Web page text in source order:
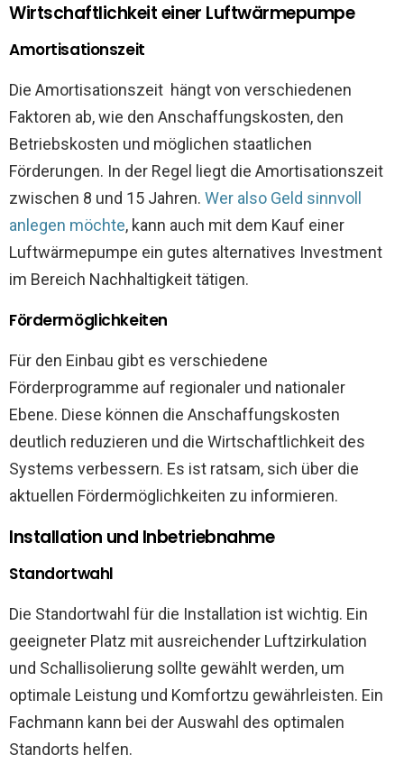
Wirtschaftlichkeit einer Luftwärmepumpe
Amortisationszeit
Die Amortisationszeit hängt von verschiedenen
Faktoren ab, wie den Anschaffungskosten, den
Betriebskosten und möglichen staatlichen
Förderungen. In der Regel liegt die Amortisationszeit
zwischen 8 und 15 Jahren. Wer also Geld sinnvoll
anlegen möchte, kann auch mit dem Kauf einer
Luftwärmepumpe ein gutes alternatives Investment
im Bereich Nachhaltigkeit tätigen.
Fördermöglichkeiten
Für den Einbau gibt es verschiedene
Förderprogramme auf regionaler und nationaler
Ebene. Diese können die Anschaffungskosten
deutlich reduzieren und die Wirtschaftlichkeit des
Systems verbessern. Es ist ratsam, sich über die
aktuellen Fördermöglichkeiten zu informieren.
Installation und Inbetriebnahme
Standortwahl
Die Standortwahl für die Installation ist wichtig. Ein
geeigneter Platz mit ausreichender Luftzirkulation
und Schallisolierung sollte gewählt werden, um
optimale Leistung und Komfortzu gewährleisten. Ein
Fachmann kann bei der Auswahl des optimalen
Standorts helfen.